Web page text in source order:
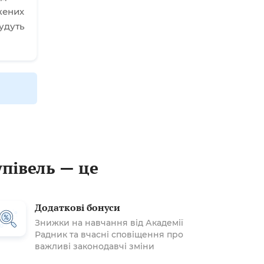
— це
Додаткові бонуси
Знижки на навчання від Академії
Радник та вчасні сповіщення про
важливі законодавчі зміни